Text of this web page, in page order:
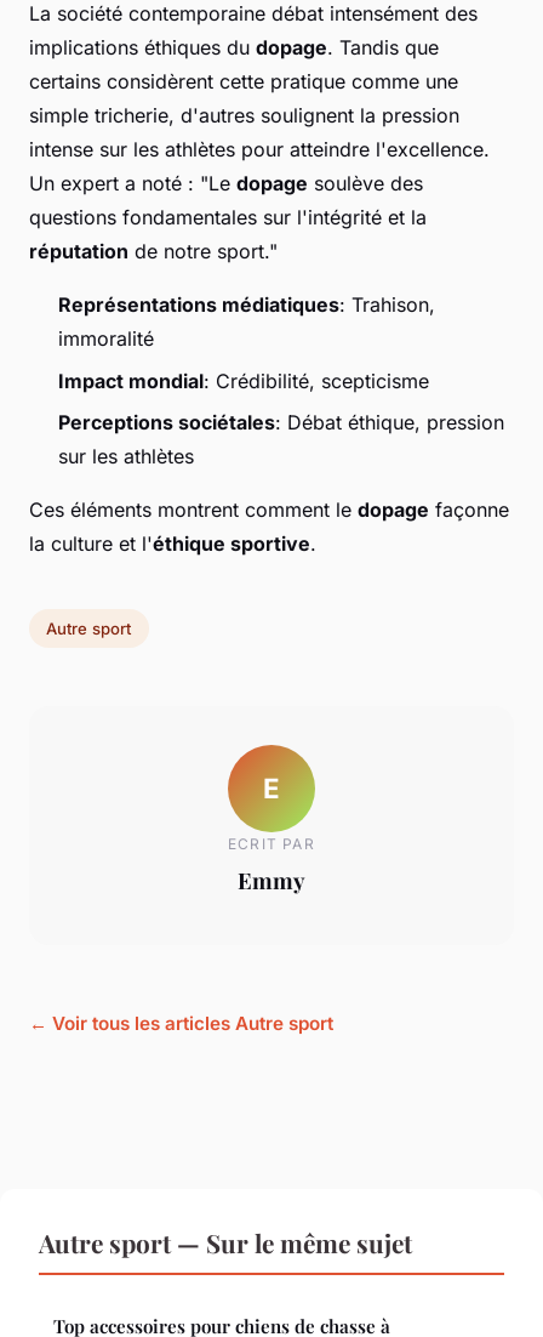
La société contemporaine débat intensément des
implications éthiques du dopage. Tandis que
certains considèrent cette pratique comme une
simple tricherie, d'autres soulignent la pression
intense sur les athlètes pour atteindre l'excellence.
Un expert a noté : "Le dopage soulève des
questions fondamentales sur l'intégrité et la
réputation de notre sport."
Représentations médiatiques: Trahison,
immoralité
Impact mondial: Crédibilité, scepticisme
Perceptions sociétales: Débat éthique, pression
sur les athlètes
Ces éléments montrent comment le dopage façonne
la culture et l'éthique sportive.
Autre sport
E
ECRIT PAR
Emmy
← Voir tous les articles Autre sport
Autre sport — Sur le même sujet
Top accessoires pour chiens de chasse à